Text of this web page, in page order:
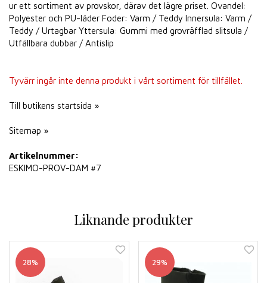
ur ett sortiment av provskor, därav det lägre priset. Ovandel:
Polyester och PU-läder Foder: Varm / Teddy Innersula: Varm /
Teddy / Urtagbar Yttersula: Gummi med grovräfflad slitsula /
Utfällbara dubbar / Antislip
Tyvärr ingår inte denna produkt i vårt sortiment för tillfället.
Till butikens startsida »
Sitemap »
Artikelnummer:
ESKIMO-PROV-DAM #7
Liknande produkter
28% 29%